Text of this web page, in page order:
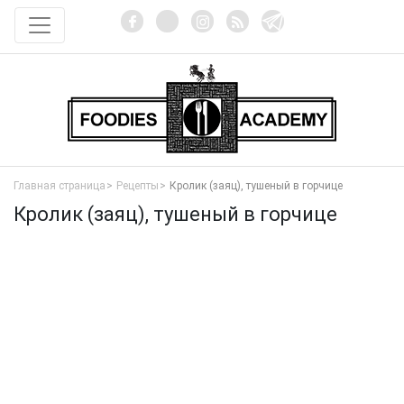
Главная страница Рецепты Кролик (заяц), тушеный в горчице
Кролик (заяц), тушеный в горчице